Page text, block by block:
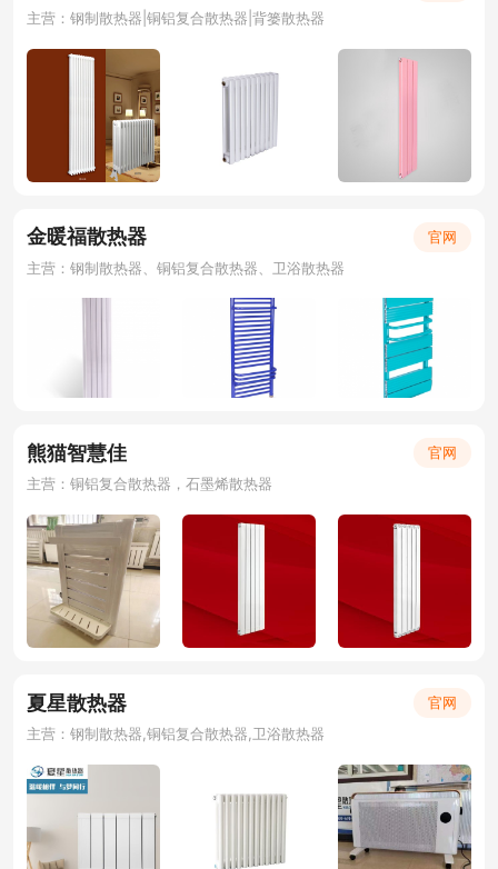
主营：钢制散热器|铜铝复合散热器|背篓散热器
金暖福散热器
官网
主营：钢制散热器、铜铝复合散热器、卫浴散热器
熊猫智慧佳
官网
主营：铜铝复合散热器，石墨烯散热器
夏星散热器
官网
主营：钢制散热器,铜铝复合散热器,卫浴散热器